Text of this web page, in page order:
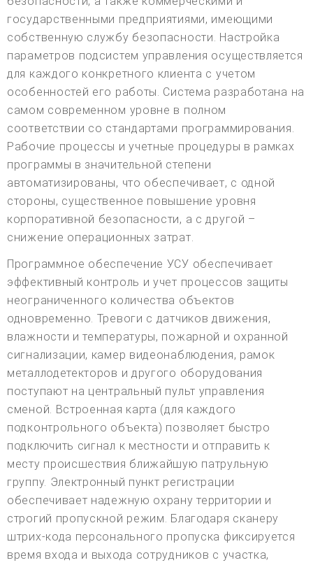
государственными предприятиями, имеющими
собственную службу безопасности. Настройка
параметров подсистем управления осуществляется
для каждого конкретного клиента с учетом
особенностей его работы. Система разработана на
самом современном уровне в полном
соответствии со стандартами программирования.
Рабочие процессы и учетные процедуры в рамках
программы в значительной степени
автоматизированы, что обеспечивает, с одной
стороны, существенное повышение уровня
корпоративной безопасности, а с другой –
снижение операционных затрат.
Программное обеспечение УСУ обеспечивает
эффективный контроль и учет процессов защиты
неограниченного количества объектов
одновременно. Тревоги с датчиков движения,
влажности и температуры, пожарной и охранной
сигнализации, камер видеонаблюдения, рамок
металлодетекторов и другого оборудования
поступают на центральный пульт управления
сменой. Встроенная карта (для каждого
подконтрольного объекта) позволяет быстро
подключить сигнал к местности и отправить к
месту происшествия ближайшую патрульную
группу. Электронный пункт регистрации
обеспечивает надежную охрану территории и
строгий пропускной режим. Благодаря сканеру
штрих-кода персонального пропуска фиксируется
время входа и выхода сотрудников с участка,